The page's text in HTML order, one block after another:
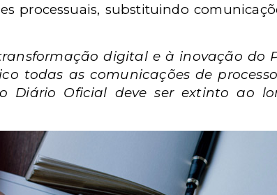
processuais, substituindo
digital e à inovação do
todas as comunicações de
o Diário Oficial deve ser extinto ao